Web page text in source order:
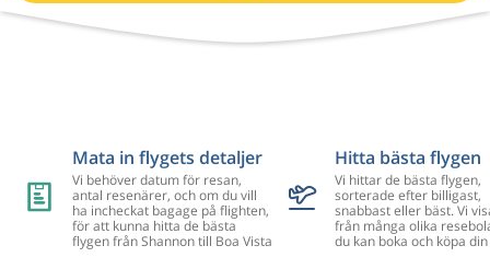
Mata in flygets detaljer
Vi behöver datum för resan,
antal resenärer, och om du vill
ha incheckat bagage på flighten,
för att kunna hitta de bästa
flygen från Shannon till Boa Vista
Hitta bästa flygen
Vi hittar de bästa flygen,
sorterade efter billigast,
snabbast eller bäst. Vi
från många olika
du kan boka och köpa